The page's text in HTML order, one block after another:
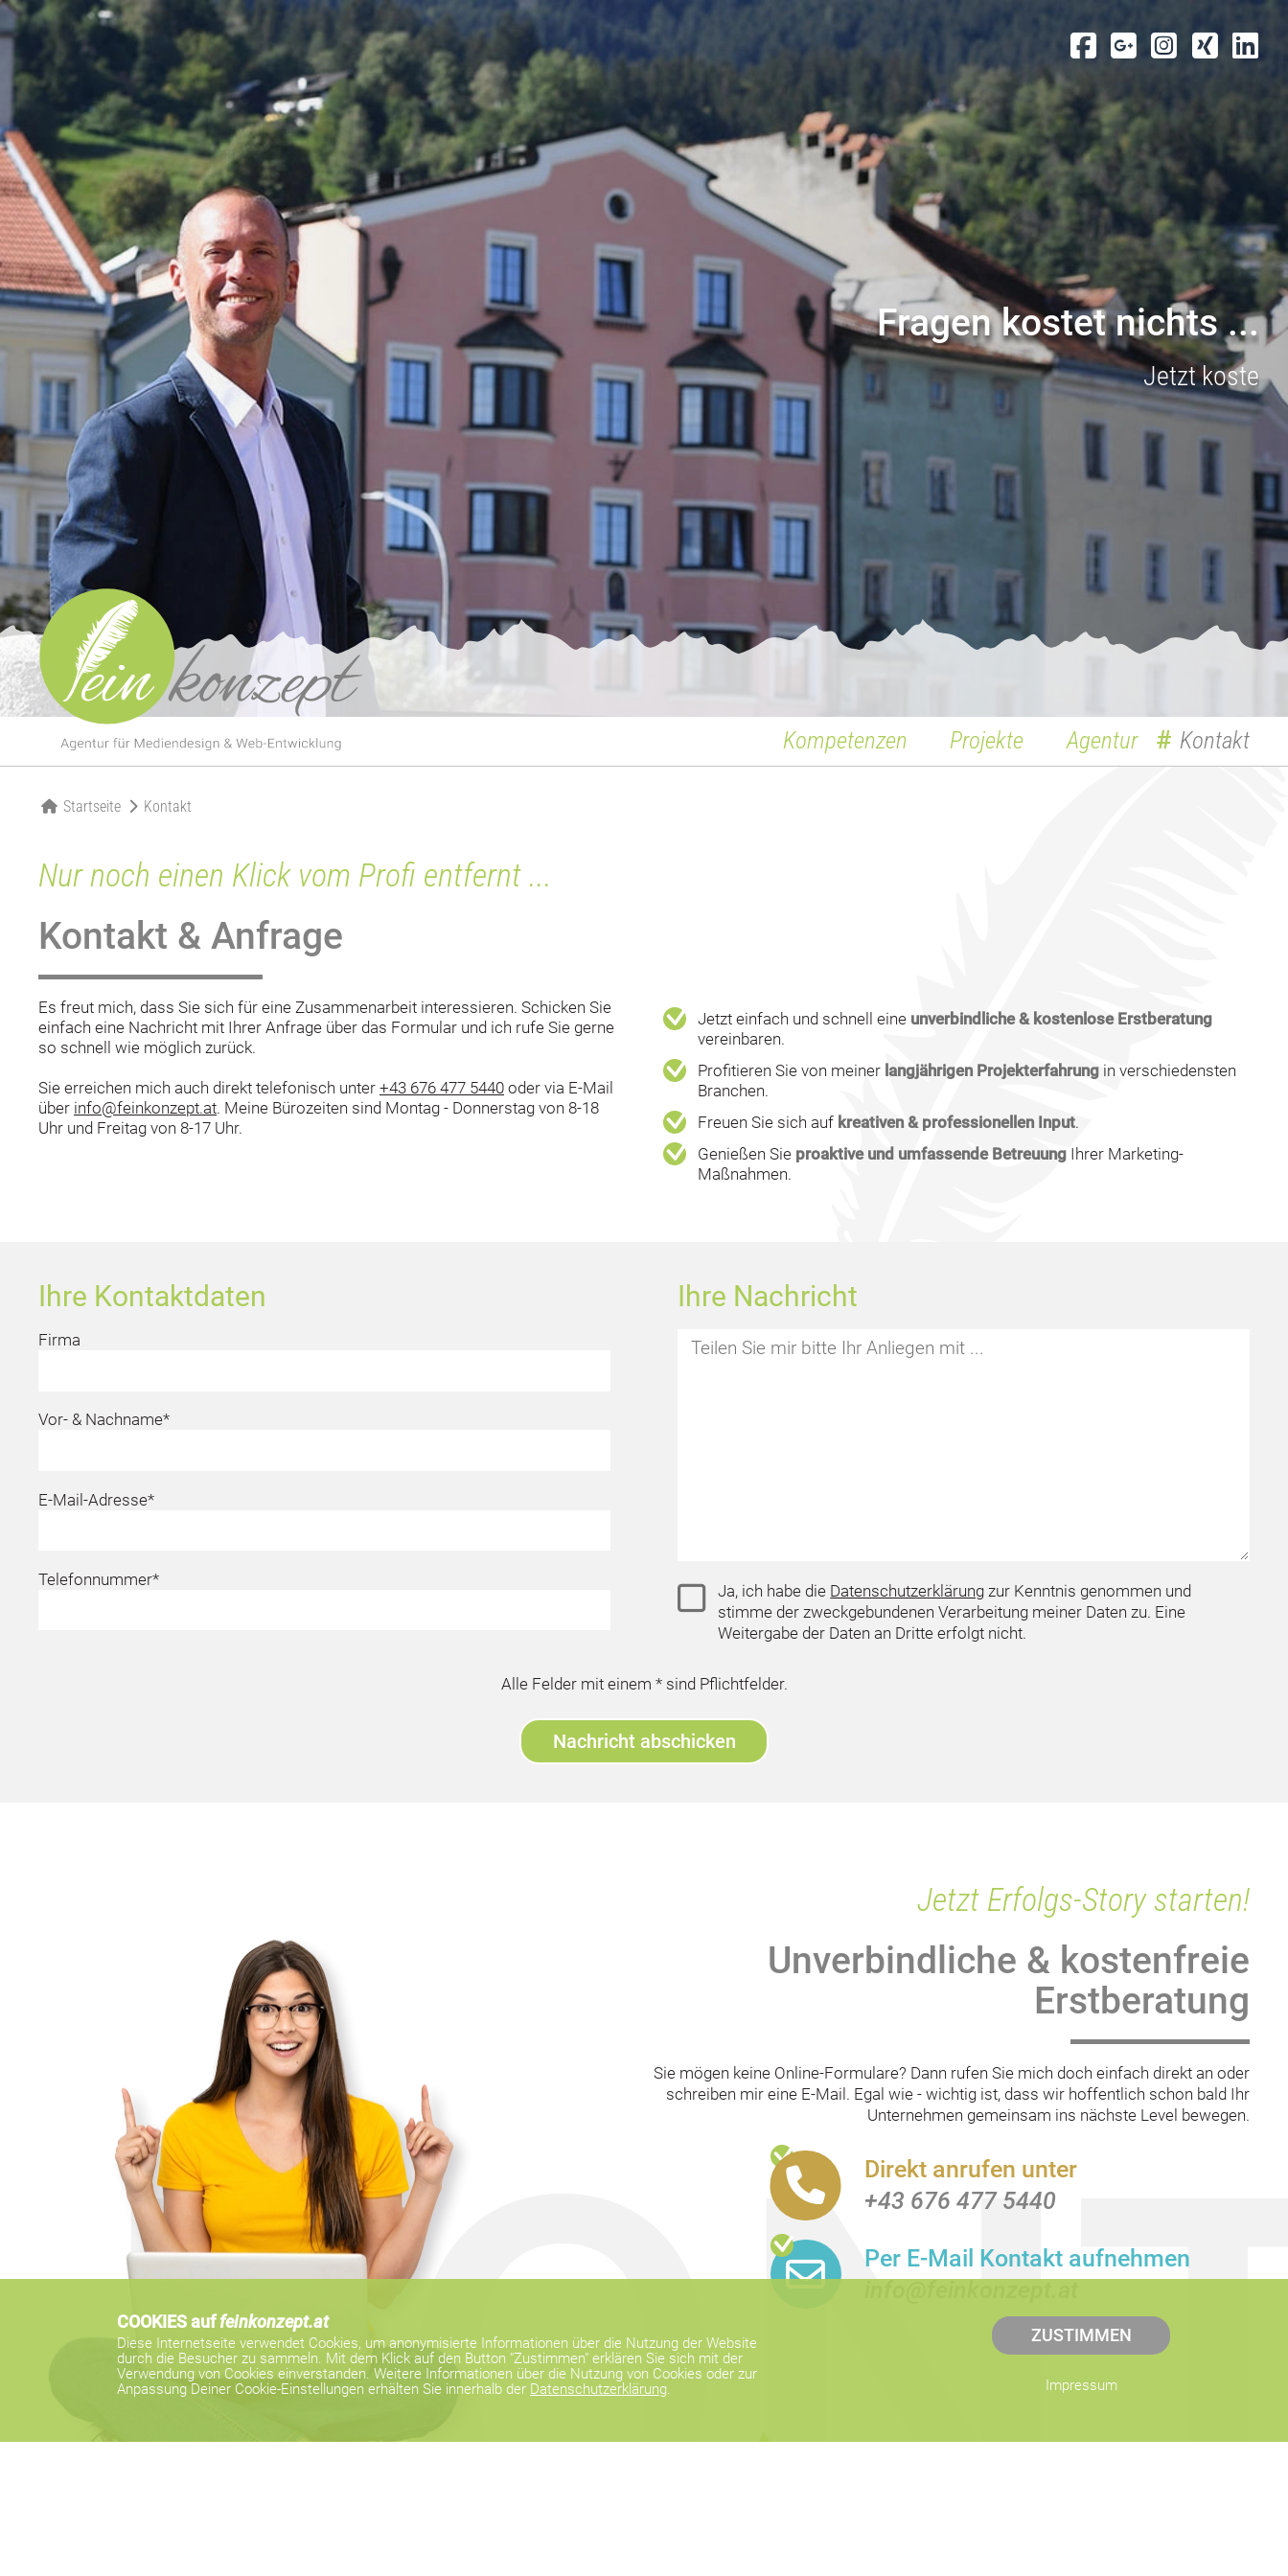
Fragen kostet nichts ...
Jetztkostenloseundunverb
Kompetenzen Projekte Agentur Kontakt
Startseite Kontakt
Nur noch einen Klick vom Profi entfernt ...
Kontakt & Anfrage
Es freut mich, dass Sie sich für eine Zusammenarbeit interessieren. Schicken Sie
einfach eine Nachricht mit Ihrer Anfrage über das Formular und ich rufe Sie gerne
so schnell wie möglich zurück.
Sie erreichen mich auch direkt telefonisch unter +43 676 477 5440 oder via E-Mail
über info@feinkonzept.at. Meine Bürozeiten sind Montag - Donnerstag von 8-18
Uhr und Freitag von 8-17 Uhr.
Jetzt einfach und schnell eine unverbindliche & kostenlose Erstberatung
vereinbaren.
Profitieren Sie von meiner langjährigen Projekterfahrung in verschiedensten
Branchen.
Freuen Sie sich auf kreativen & professionellen Input.
Genießen Sie proaktive und umfassende Betreuung Ihrer Marketing-
Maßnahmen.
Ihre Kontaktdaten
Firma
Vor- & Nachname*
E-Mail-Adresse*
Telefonnummer*
Ihre Nachricht
Ja, ich habe die Datenschutzerklärung zur Kenntnis genommen und
stimme der zweckgebundenen Verarbeitung meiner Daten zu. Eine
Weitergabe der Daten an Dritte erfolgt nicht.
Alle Felder mit einem * sind Pflichtfelder.
Jetzt Erfolgs-Story starten!
Unverbindliche & kostenfreie
Erstberatung
Sie mögen keine Online-Formulare? Dann rufen Sie mich doch einfach direkt an oder
schreiben mir eine E-Mail. Egal wie - wichtig ist, dass wir hoffentlich schon bald Ihr
Unternehmen gemeinsam ins nächste Level bewegen.
Direkt anrufen unter
+43 676 477 5440
Per E-Mail Kontakt aufnehmen
COOKIES auffeinkonzept.at
Diese Internetseite verwendet Cookies, um anonymisierte Informationen über die Nutzung der Website
durch die Besucher zu sammeln. Mit dem Klick auf den Button "Zustimmen" erklären Sie sich mit der
Verwendung von Cookies einverstanden. Weitere Informationen über die Nutzung von Cookies oder zur
Anpassung Deiner Cookie-Einstellungen erhälten Sie innerhalb der Datenschutzerklärung.
ZUSTIMMEN
Impressum